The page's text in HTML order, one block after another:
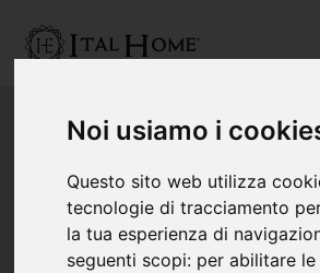
Noi usiamo i
Questo sito web utilizza
tecnologie di tracciamento
la tua esperienza di
seguenti scopi: per abilitare